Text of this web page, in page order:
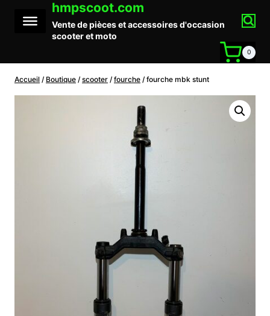
contenu
hmpscoot.com
Vente de pièces et accessoires d'occasion
scooter et moto
0
Accueil / Boutique / scooter / fourche / fourche mbk stunt